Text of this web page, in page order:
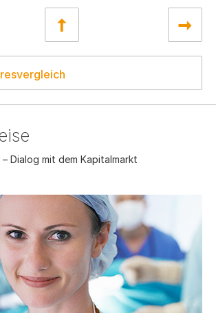
– Dialog mit dem Kapitalmarkt